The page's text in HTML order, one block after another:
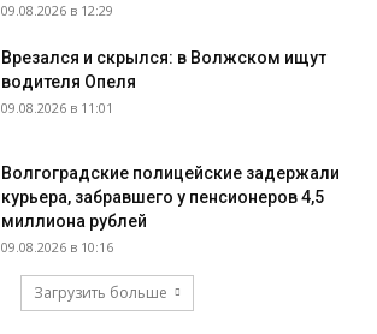
09.08.2026 в 12:29
Врезался и скрылся: в Волжском ищут
водителя Опеля
09.08.2026 в 11:01
Волгоградские полицейские задержали
курьера, забравшего у пенсионеров 4,5
миллиона рублей
09.08.2026 в 10:16
Загрузить больше